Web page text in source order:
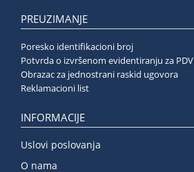
PREUZIMANJE
Poresko identifikacioni broj
Potvrda o izvršenom evidentiranju za PDV
Obrazac za jednostrani raskid ugovora
Reklamacioni list
INFORMACIJE
Uslovi poslovanja
O nama